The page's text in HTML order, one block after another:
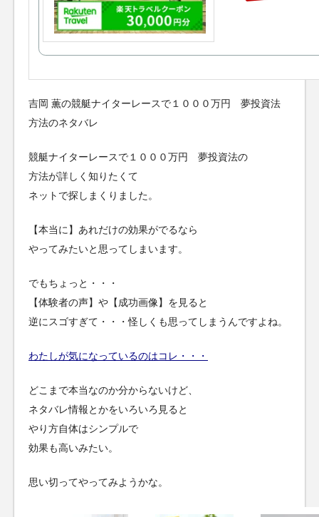
吉岡 薫の競艇ナイターレースで１０００万円 夢投資法
方法のネタバレ
競艇ナイターレースで１０００万円 夢投資法の
方法が詳しく知りたくて
ネットで探しまくりました。
【本当に】あれだけの効果がでるなら
やってみたいと思ってしまいます。
でもちょっと・・・
【体験者の声】や【成功画像】を見ると
逆にスゴすぎて・・・怪しくも思ってしまうんですよね。
わたしが気になっているのはコレ・・・
どこまで本当なのか分からないけど、
ネタバレ情報とかをいろいろ見ると
やり方自体はシンプルで
効果も高いみたい。
思い切ってやってみようかな。